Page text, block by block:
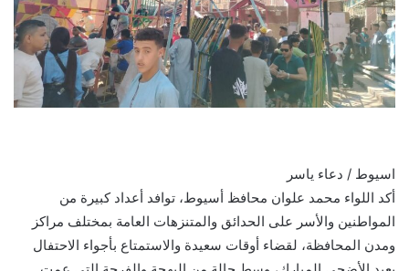
اسيوط / دعاء ياسر
أكد اللواء محمد علوان محافظ أسيوط، توافد أعداد كبيرة من
المواطنين والأسر على الحدائق والمتنزهات العامة بمختلف مراكز
ومدن المحافظة، لقضاء أوقات سعيدة والاستمتاع بأجواء الاحتفال